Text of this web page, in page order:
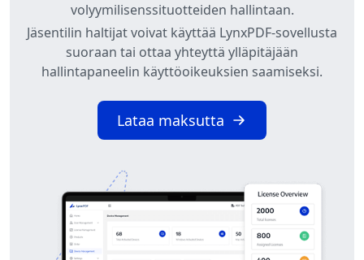
volyymilisenssituotteiden hallintaan.
Jäsentilin haltijat voivat käyttää LynxPDF-sovellusta
suoraan tai ottaa yhteyttä ylläpitäjään
hallintapaneelin käyttöoikeuksien saamiseksi.
Lataa maksutta